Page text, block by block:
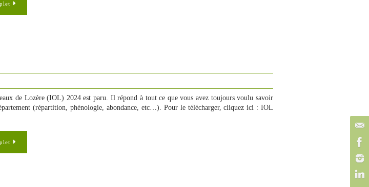
de Lozère (IOL) 2024 est paru. Il répond à tout ce que vous avez toujours voulu savoir
(répartition, phénologie, abondance, etc…). Pour le télécharger, cliquez ici : IOL